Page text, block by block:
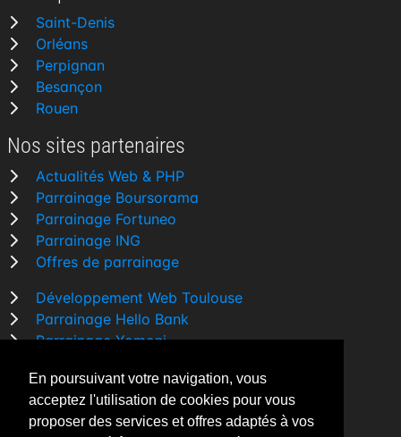
En poursuivant votre navigation, vous
acceptez l'utilisation de cookies pour vous
proposer des services et offres adaptés à vos
Saint-Denis
Orléans
Perpignan
Besançon
Rouen
Nos sites partenaires
Actualités Web & PHP
Parrainage Boursorama
Parrainage Fortuneo
Parrainage ING
Offres de parrainage
Développement Web Toulouse
Parrainage Hello Bank
Parrainage Yomoni
Comparatif banque